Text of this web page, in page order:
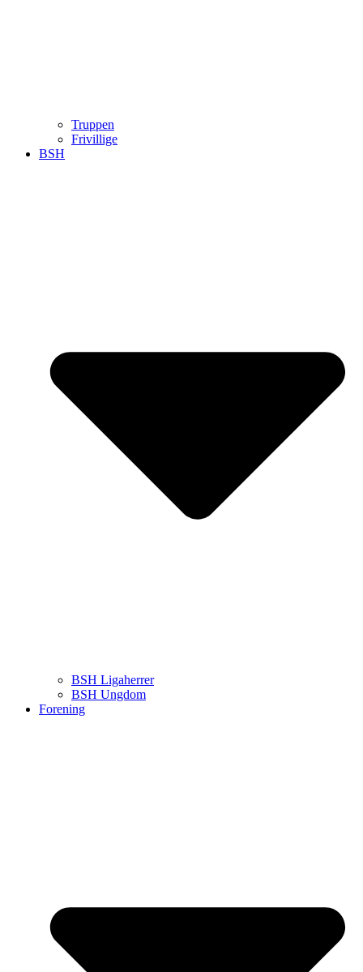
Truppen
Frivillige
BSH
BSH Ligaherrer
BSH Ungdom
Forening